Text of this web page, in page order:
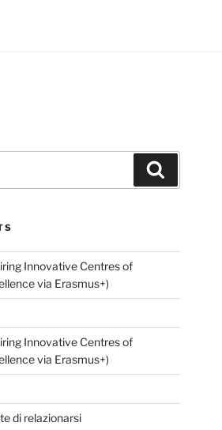
Innovative Centres of
via Erasmus+)
Innovative Centres of
via Erasmus+)
di relazionarsi